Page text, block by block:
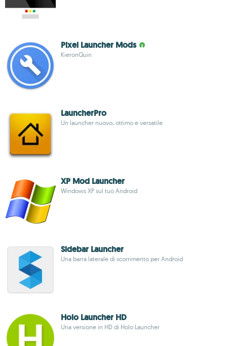
Pixel Launcher Mods
KieronQuin
LauncherPro
Un launcher nuovo, ottimo e versatile
XP Mod Launcher
Windows XP sul tuo Android
Sidebar Launcher
Una barra laterale di scorrimento per Android
Holo Launcher HD
Una versione in HD di Holo Launcher